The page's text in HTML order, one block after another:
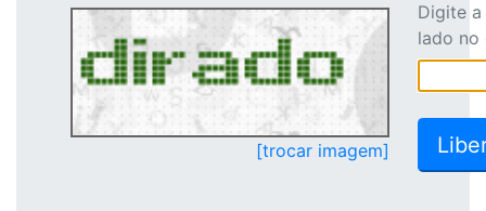
[trocar imagem]
Digite
lado no